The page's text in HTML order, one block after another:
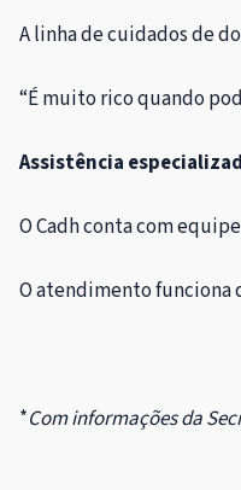
A linha de cuidados de
“É muito rico quando
Assistência
O Cadh conta com
O atendimento funciona
*Com informações da